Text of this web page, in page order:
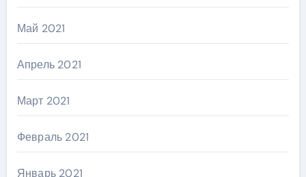
Май 2021
Апрель 2021
Март 2021
Февраль 2021
Январь 2021